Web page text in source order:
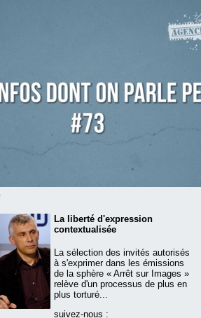
La liberté d'expression
contextualisée
La sélection des invités autorisés
à s'exprimer dans les émissions
de la sphère « Arrêt sur Images »
relève d'un processus de plus en
plus torturé...
suivez-nous :